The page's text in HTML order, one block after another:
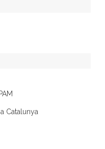
Catalunya